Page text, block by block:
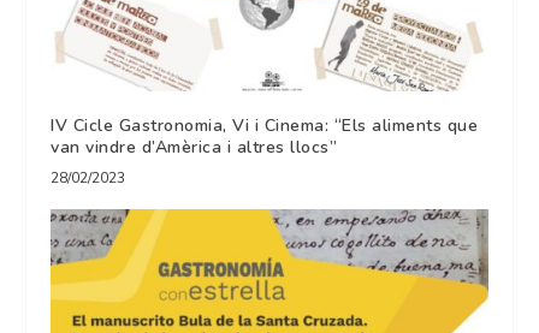
IV Cicle Gastronomia, Vi i Cinema: “Els aliments que
van vindre d’Amèrica i altres llocs”
28/02/2023